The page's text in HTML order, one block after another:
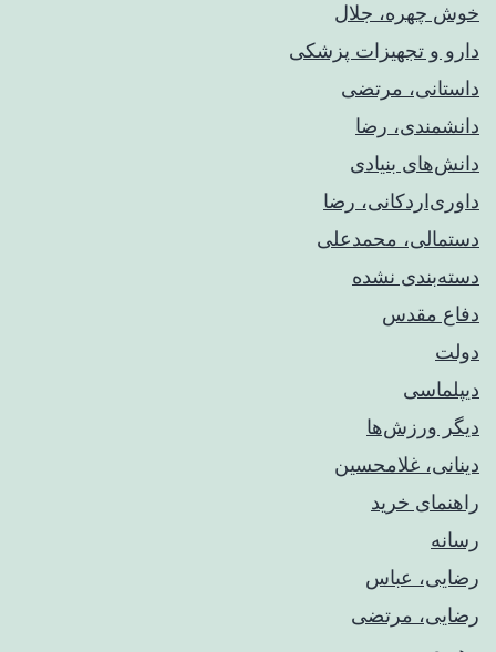
خوش چهره، جلال
دارو و تجهیزات پزشکی
داستانی، مرتضی
دانشمندی، رضا
دانش‌های بنیادی
داوری‌اردکانی، رضا
دستمالی، محمدعلی
دسته‌بندی نشده
دفاع مقدس
دولت
دیپلماسی
دیگر ورزش‌ها
دینانی، غلامحسین
راهنمای خريد
رسانه
رضایی، عباس
رضایی، مرتضی